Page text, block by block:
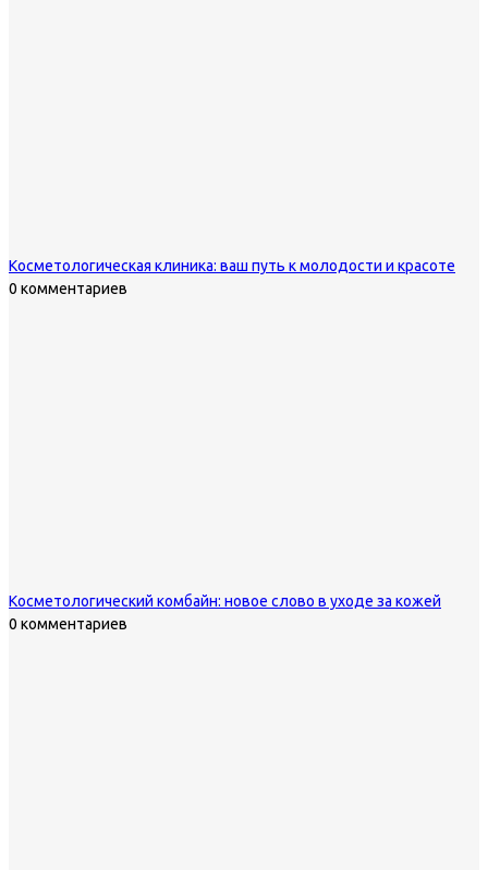
Косметологическая клиника: ваш путь к молодости и красоте
0 комментариев
Косметологический комбайн: новое слово в уходе за кожей
0 комментариев